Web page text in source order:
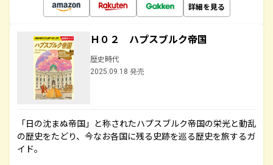
詳細を見る
Ｈ０２ ハプスブルク帝国
歴史時代
2025.09.18 発売
「日の沈まぬ帝国」と称されたハプスブルク帝国の栄光と動乱
の歴史をたどり、今なお各国に残る史跡を巡る歴史を旅するガ
イド。